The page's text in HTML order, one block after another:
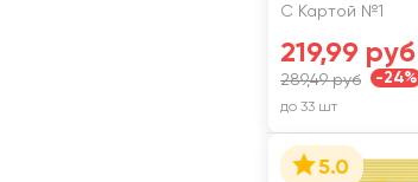
С Картой №1
219,99 руб
289,49 руб -24%
до 33 шт
5.0